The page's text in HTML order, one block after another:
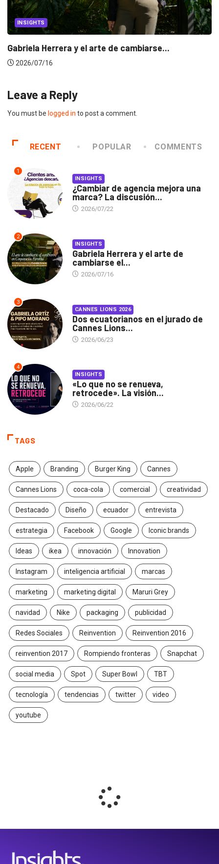
CANNES LIONS 2026
Dos ecuatorianos en el jurado de Cannes...
2026/06/23
Leave a Reply
You must be logged in to post a comment.
RECENT POPULAR COMMENTS
1
INSIGHTS
¿Cambiar de agencia mejora una
marca? La discusión...
2026/07/22
2
INSIGHTS
Gabriela Herrera y el arte de
cambiarse el...
2026/07/16
3
CANNES LIONS 2026
Dos ecuatorianos en el jurado de
Cannes Lions...
2026/06/23
4
INSIGHTS
«Lo que no se renueva,
retrocede». La visión...
2026/06/22
TAGS
Apple Branding Burger King Cannes
Cannes Lions coca-cola comercial creatividad
Destacado Diseño ecuador entrevista
estrategia Facebook Google Iconic brands
Ideas ikea innovación Innovation
Instagram inteligencia artificial marcas
marketing marketing digital Maruri Grey
navidad Nike packaging publicidad
Redes Sociales Reinvention Reinvention 2016
reinvention 2017 Rompiendo fronteras Snapchat
social media Spot Super Bowl TBT
tecnología tendencias twitter video
youtube